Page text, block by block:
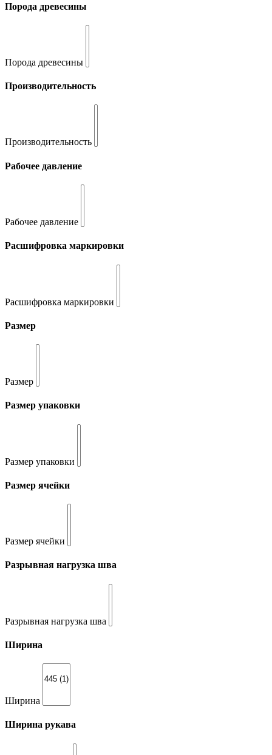
Порода древесины
Порода древесины
Производительность
Производительность
Рабочее давление
Рабочее давление
Расшифровка маркировки
Расшифровка маркировки
Размер
Размер
Размер упаковки
Размер упаковки
Размер ячейки
Размер ячейки
Разрывная нагрузка шва
Разрывная нагрузка шва
Ширина
Ширина
Ширина рукава